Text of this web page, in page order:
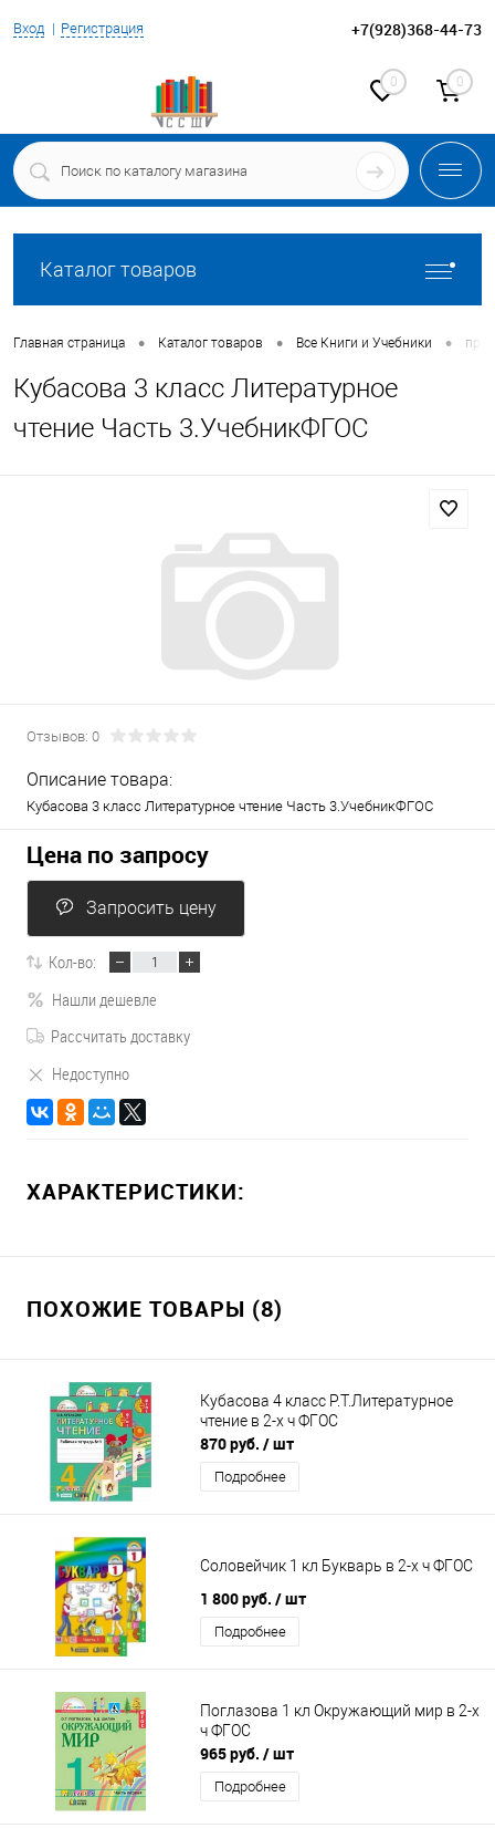
Вход Регистрация +7(928)368-44-73
0 0
Каталог товаров
Главная страница • Каталог товаров • Все Книги и Учебники •
Кубасова 3 класс Литературное
чтение Часть 3.УчебникФГОС
Отзывов: 0
Описание товара:
Кубасова 3 класс Литературное чтение Часть 3.УчебникФГОС
Цена по запросу
Запросить цену
Кол-во:
Нашли дешевле
Рассчитать доставку
Недоступно
ХАРАКТЕРИСТИКИ:
ПОХОЖИЕ ТОВАРЫ (8)
Кубасова 4 класс Р.Т.Литературное
чтение в 2-х ч ФГОС
870 руб. / шт
Подробнее
Соловейчик 1 кл Букварь в 2-х ч ФГОС
1 800 руб. / шт
Подробнее
Поглазова 1 кл Окружающий мир в 2-х
ч ФГОС
965 руб. / шт
Подробнее